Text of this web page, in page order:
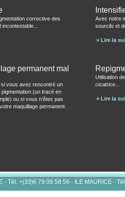
corrective des
Avec notre
sourcils et
» Lire la
permanent mal
vous avez rencontré un
pigmentation (un tracé en
ou si vous n’êtes pas
maquillage permanent.
Utilisation
cicatrice...
» Lire la
- Tél. +(33)6 79 09 58 56 - ILE MAURICE -